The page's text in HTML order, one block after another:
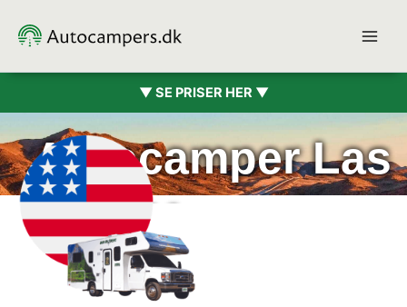
▼ SE PRISER HER ▼
Autocamper Las
Vegas